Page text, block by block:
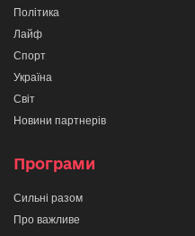
Політика
Лайф
Спорт
Україна
Світ
Новини партнерів
Програми
Сильні разом
Про важливе